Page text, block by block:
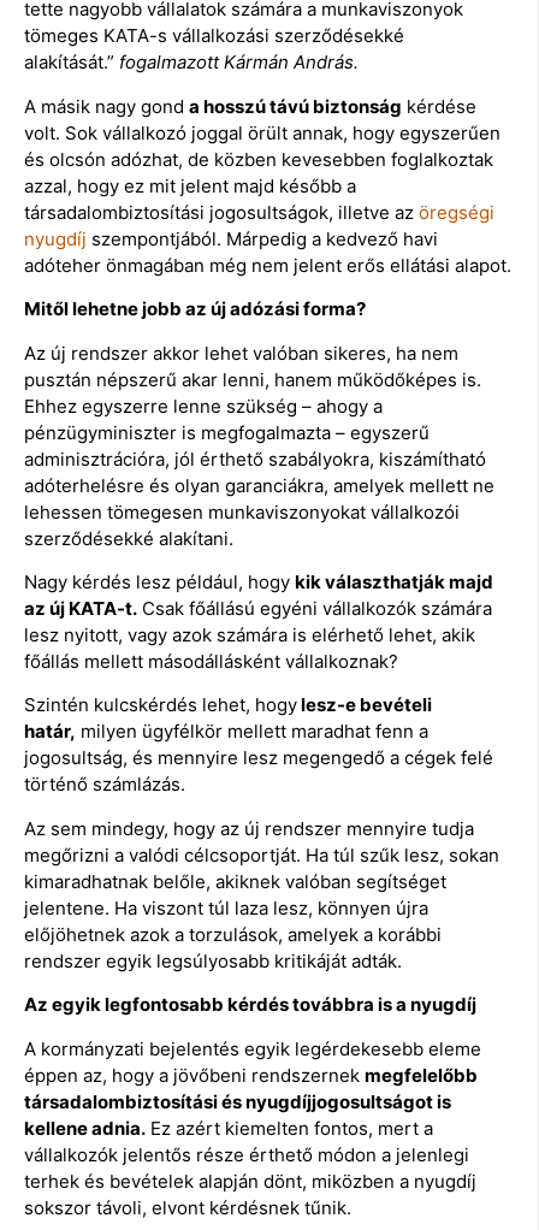
tette nagyobb vállalatok számára a munkaviszonyok
tömeges KATA-s vállalkozási szerződésekké
alakítását.” fogalmazott Kármán András.
A másik nagy gond a hosszú távú biztonság kérdése
volt. Sok vállalkozó joggal örült annak, hogy egyszerűen
és olcsón adózhat, de közben kevesebben foglalkoztak
azzal, hogy ez mit jelent majd később a
társadalombiztosítási jogosultságok, illetve az öregségi
nyugdíj szempontjából. Márpedig a kedvező havi
adóteher önmagában még nem jelent erős ellátási alapot.
Mitől lehetne jobb az új adózási forma?
Az új rendszer akkor lehet valóban sikeres, ha nem
pusztán népszerű akar lenni, hanem működőképes is.
Ehhez egyszerre lenne szükség – ahogy a
pénzügyminiszter is megfogalmazta – egyszerű
adminisztrációra, jól érthető szabályokra, kiszámítható
adóterhelésre és olyan garanciákra, amelyek mellett ne
lehessen tömegesen munkaviszonyokat vállalkozói
szerződésekké alakítani.
Nagy kérdés lesz például, hogy kik választhatják majd
az új KATA-t. Csak főállású egyéni vállalkozók számára
lesz nyitott, vagy azok számára is elérhető lehet, akik
főállás mellett másodállásként vállalkoznak?
Szintén kulcskérdés lehet, hogylesz-e bevételi
határ, milyen ügyfélkör mellett maradhat fenn a
jogosultság, és mennyire lesz megengedő a cégek felé
történő számlázás.
Az sem mindegy, hogy az új rendszer mennyire tudja
megőrizni a valódi célcsoportját. Ha túl szűk lesz, sokan
kimaradhatnak belőle, akiknek valóban segítséget
jelentene. Ha viszont túl laza lesz, könnyen újra
előjöhetnek azok a torzulások, amelyek a korábbi
rendszer egyik legsúlyosabb kritikáját adták.
Az egyik legfontosabb kérdés továbbra is a nyugdíj
A kormányzati bejelentés egyik legérdekesebb eleme
éppen az, hogy a jövőbeni rendszernek megfelelőbb
társadalombiztosítási és nyugdíjjogosultságot is
kellene adnia. Ez azért kiemelten fontos, mert a
vállalkozók jelentős része érthető módon a jelenlegi
terhek és bevételek alapján dönt, miközben a nyugdíj
sokszor távoli, elvont kérdésnek tűnik.